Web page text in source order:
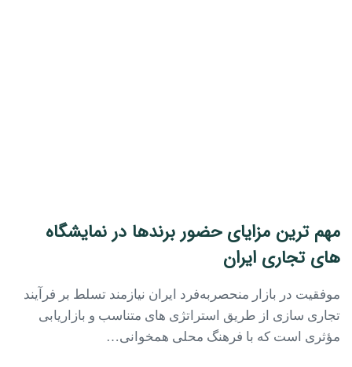
مهم ترین مزایای حضور برندها در نمایشگاه
های تجاری ایران
موفقیت در بازار منحصربه‌فرد ایران نیازمند تسلط بر فرآیند
تجاری ‌سازی از طریق استراتژی‌ های متناسب و بازاریابی
مؤثری است که با فرهنگ محلی همخوانی…